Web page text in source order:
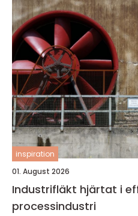
inspiration
01. August 2026
Industrifläkt hjärtat i effektiv ventilation och
processindustri